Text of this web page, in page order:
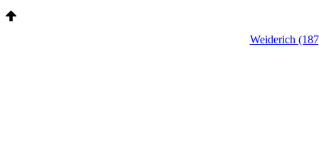
Weiderich